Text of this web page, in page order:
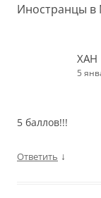
Иностранцы в
ХАН
5
5 баллов!!!
Ответить ↓